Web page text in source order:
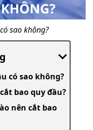
sao không?
có sao không?
bao quy đầu?
nên cắt bao